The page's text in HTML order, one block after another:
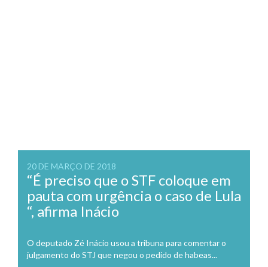
20 DE MARÇO DE 2018
“É preciso que o STF coloque em
pauta com urgência o caso de Lula
“, afirma Inácio
O deputado Zé Inácio usou a tribuna para comentar o
julgamento do STJ que negou o pedido de habeas...